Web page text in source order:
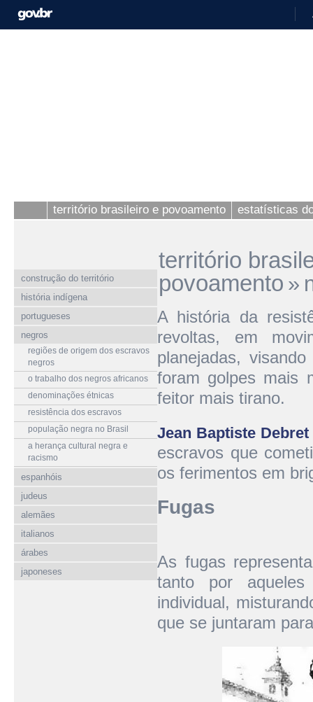
território brasileiro e povoamento estatísticas
construção do território
história indígena
portugueses
negros
regiões de origem dos escravos
negros
o trabalho dos negros africanos
denominações étnicas
resistência dos escravos
população negra no Brasil
a herança cultural negra e
racismo
espanhóis
judeus
alemães
italianos
árabes
japoneses
território
povoamento »
A história da
revoltas, em
planejadas,
foram golpes mais
feitor mais tirano.
Jean Baptiste Debret
escravos que
os ferimentos em
Fugas
As fugas
tanto por
individual,
que se juntaram